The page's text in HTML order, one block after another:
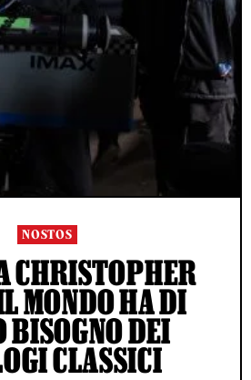
NOSTOS
CHRISTOPHER
MONDO HA DI
BISOGNO DEI
CLASSICI